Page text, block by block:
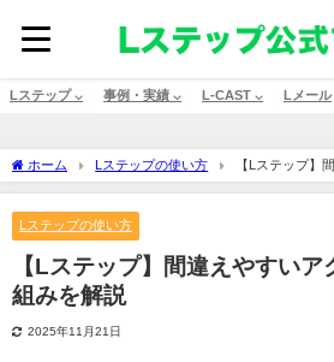
Lステップ ⌵ 事例・実績 ⌵ L-CAST ⌵ Lメール
ホーム Lステップの使い方
【Lステップ】
組みを解説
Lステップの使い方
【Lステップ】間違えやすい
組みを解説
2025年11月21日